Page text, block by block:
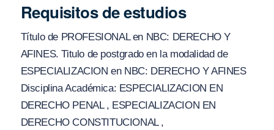
Requisitos de estudios
Título de PROFESIONAL en NBC: DERECHO Y
AFINES. Titulo de postgrado en la modalidad de
ESPECIALIZACION en NBC: DERECHO Y AFINES
Disciplina Académica: ESPECIALIZACION EN
DERECHO PENAL , ESPECIALIZACION EN
DERECHO CONSTITUCIONAL ,